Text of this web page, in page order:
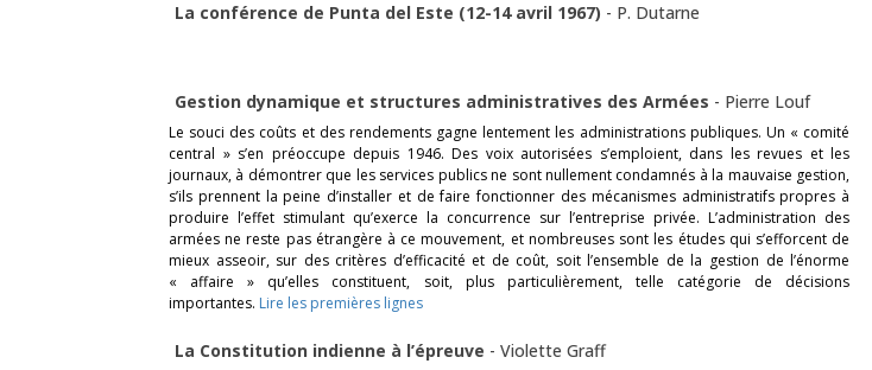
La conférence de Punta del Este (12-14 avril 1967) - P. Dutarne
Gestion dynamique et structures administratives des Armées - Pierre Louf
Le souci des coûts et des rendements gagne lentement les administrations publiques. Un « comité
central » s’en préoccupe depuis 1946. Des voix autorisées s’emploient, dans les revues et les
journaux, à démontrer que les services publics ne sont nullement condamnés à la mauvaise gestion,
s’ils prennent la peine d’installer et de faire fonctionner des mécanismes administratifs propres à
produire l’effet stimulant qu’exerce la concurrence sur l’entreprise privée. L’administration des
armées ne reste pas étrangère à ce mouvement, et nombreuses sont les études qui s’efforcent de
mieux asseoir, sur des critères d’efficacité et de coût, soit l’ensemble de la gestion de l’énorme
« affaire » qu’elles constituent, soit, plus particulièrement, telle catégorie de décisions
importantes. Lire les premières lignes
La Constitution indienne à l’épreuve - Violette Graff